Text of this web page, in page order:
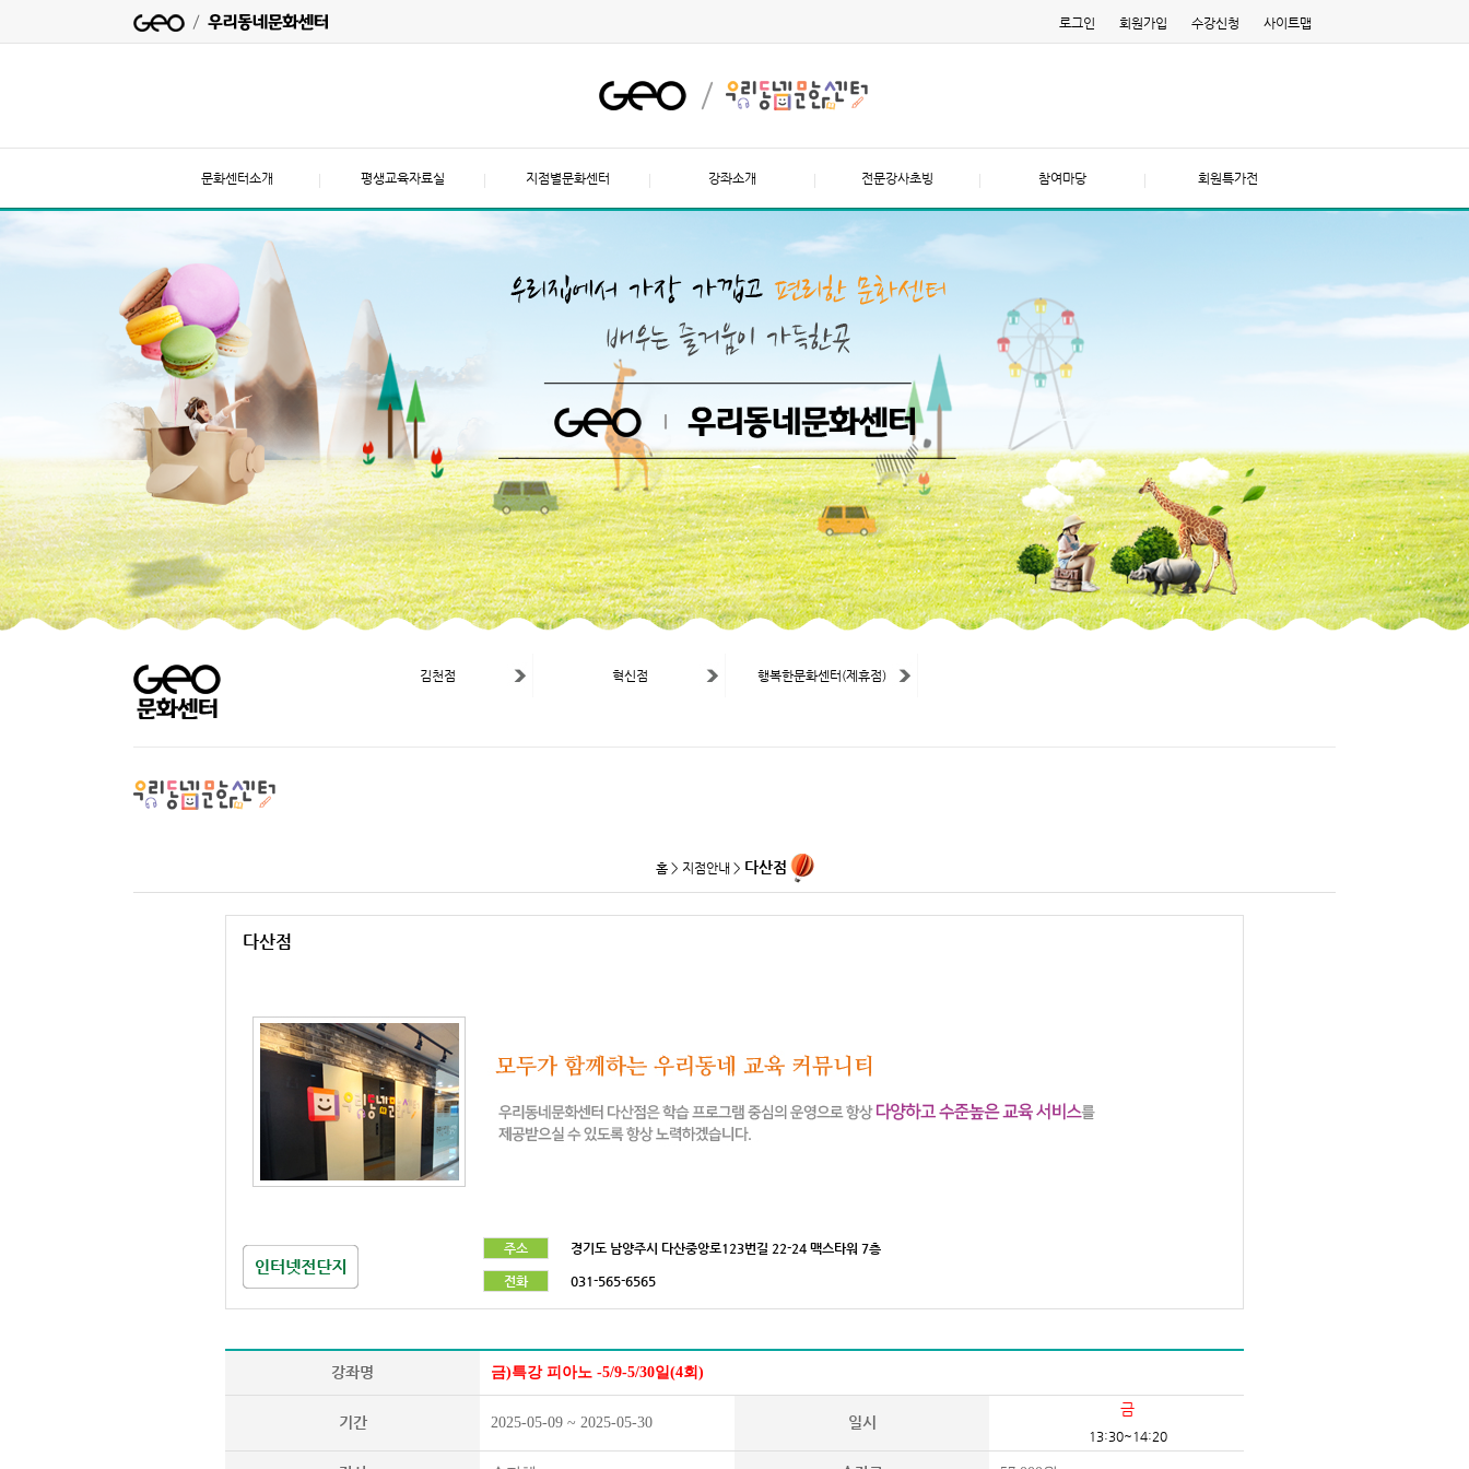
로그인 회원가입 수강신청 사이트맵
문화센터소개 평생교육자료실 지점별문화센터 강좌소개 전문강사초빙 참여마당 회원특가전
김천점 혁신점 행복한문화센터(제휴점)
홈 > 지점안내 > 다산점
다산점
주소 경기도 남양주시 다산중앙로123번길 22-24 맥스타워 7층
전화 031-565-6565
강좌명 금)특강 피아노 -5/9-5/30일(4회)
기간 2025-05-09 ~ 2025-05-30 일시
금
13:30~14:20